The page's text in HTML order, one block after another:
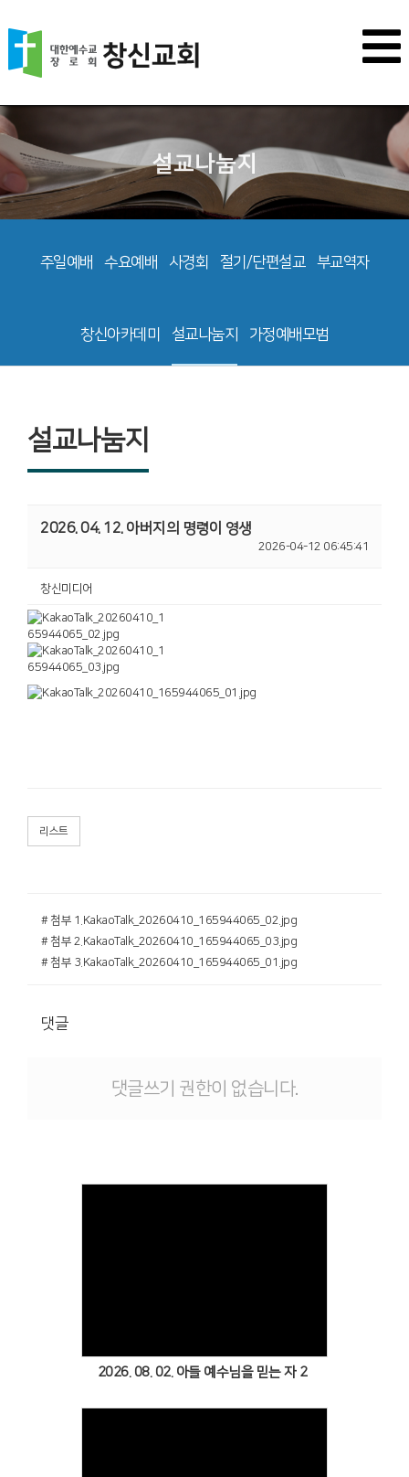
설교나눔지
주일예배 수요예배 사경회 절기/단편설교 부교역자
창신아카데미 설교나눔지 가정예배모범
설교나눔지
2026. 04. 12. 아버지의 명령이 영생
2026-04-12 06:45:41
창신미디어
리스트
# 첨부 1.KakaoTalk_20260410_165944065_02.jpg
# 첨부 2.KakaoTalk_20260410_165944065_03.jpg
# 첨부 3.KakaoTalk_20260410_165944065_01.jpg
댓글
댓글쓰기 권한이 없습니다.
2026. 08. 02. 아들 예수님을 믿는 자 2